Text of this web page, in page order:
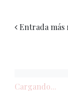
Entrada más
Cargando...